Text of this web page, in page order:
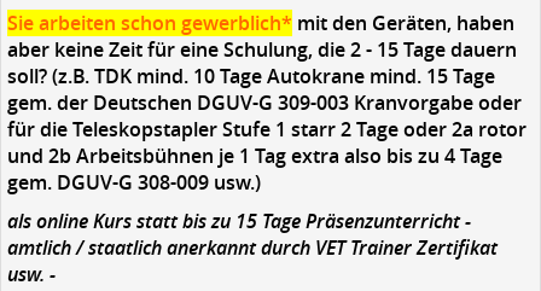
Sie arbeiten schon gewerblich* mit den Geräten, haben
aber keine Zeit für eine Schulung, die 2 - 15 Tage dauern
soll?(z.B. TDK mind. 10 Tage Autokrane mind. 15 Tage
gem. der Deutschen DGUV-G 309-003 Kranvorgabe oder
für die Teleskopstapler Stufe 1 starr 2 Tage oder 2a rotor
und 2b Arbeitsbühnen je 1 Tag extra also bis zu 4 Tage
gem. DGUV-G 308-009 usw.)
als online Kurs statt bis zu 15 Tage Präsenzunterricht -
amtlich / staatlich anerkannt durch VET Trainer Zertifikat
usw. -